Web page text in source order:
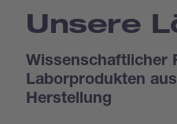
Unsere
Wissenschaftlicher
Laborprodukten
Herstellung